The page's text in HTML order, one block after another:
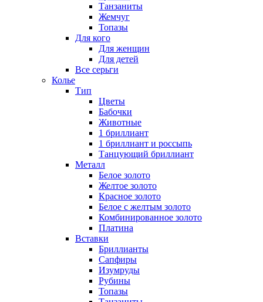
Танзаниты
Жемчуг
Топазы
Для кого
Для женщин
Для детей
Все серьги
Колье
Тип
Цветы
Бабочки
Животные
1 бриллиант
1 бриллиант и россыпь
Танцующий бриллиант
Металл
Белое золото
Желтое золото
Красное золото
Белое с желтым золото
Комбинированное золото
Платина
Вставки
Бриллианты
Сапфиры
Изумруды
Рубины
Топазы